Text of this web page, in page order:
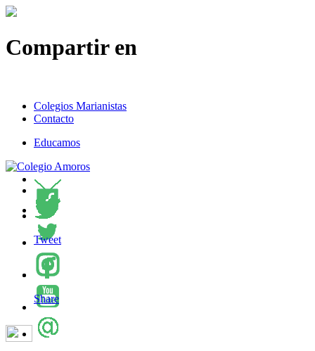
Compartir en
Tweet
Share
Colegios Marianistas
Contacto
Educamos